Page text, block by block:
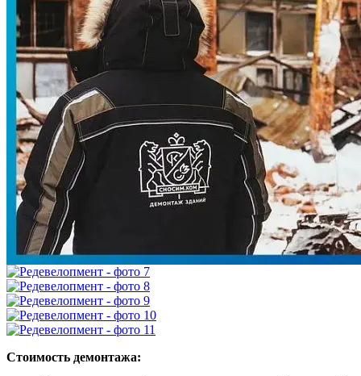
Повторить
Ваши данные останутся в безопасности! Мы гарантируем
100% конфиденциальность.
Заполнение формы ни к чему Вас не обязывает!
Стоимость демонтажа: